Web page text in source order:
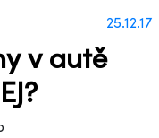
25.12.17
v autě